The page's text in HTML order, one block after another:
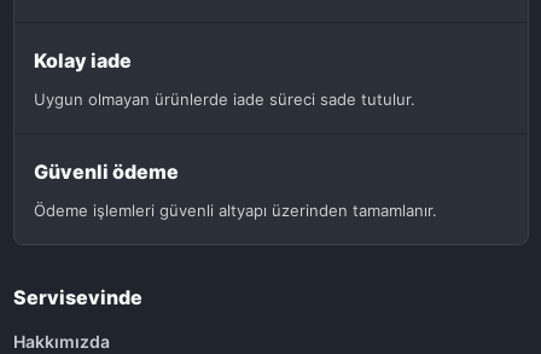
Kolay iade
Uygun olmayan ürünlerde iade süreci sade tutulur.
Güvenli ödeme
Ödeme işlemleri güvenli altyapı üzerinden tamamlanır.
Servisevinde
Hakkımızda